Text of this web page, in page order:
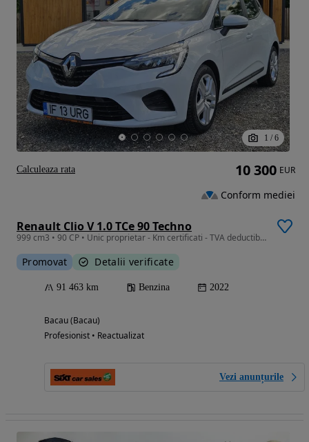
1 / 6
Renault Clio V 1.0 TCe 90 Techno
999 cm3 • 90 CP • Unic proprietar - Km certificati - TVA deductibil -
Promovat Detalii verificate
91 463 km Benzina 2022
Bacau (Bacau)
Profesionist • Reactualizat
Vezi anunțurile
10 300 EUR
Conform mediei
Calculeaza rata